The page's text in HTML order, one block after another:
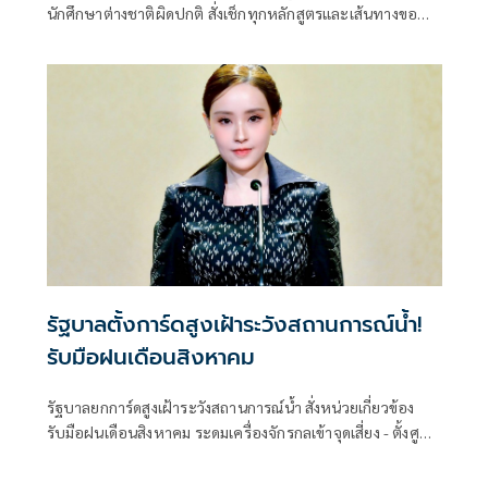
นักศึกษาต่างชาติผิดปกติ สั่งเช็กทุกหลักสูตรและเส้นทางขอ
ผิดดำเนินการตามกฎหมายทันที
รัฐบาลตั้งการ์ดสูงเฝ้าระวังสถานการณ์น้ำ!
รับมือฝนเดือนสิงหาคม
รัฐบาลยกการ์ดสูงเฝ้าระวังสถานการณ์น้ำ สั่งหน่วยเกี่ยวข้อง
รับมือฝนเดือนสิงหาคม ระดมเครื่องจักรกลเข้าจุดเสี่ยง - ตั้งศูนย์